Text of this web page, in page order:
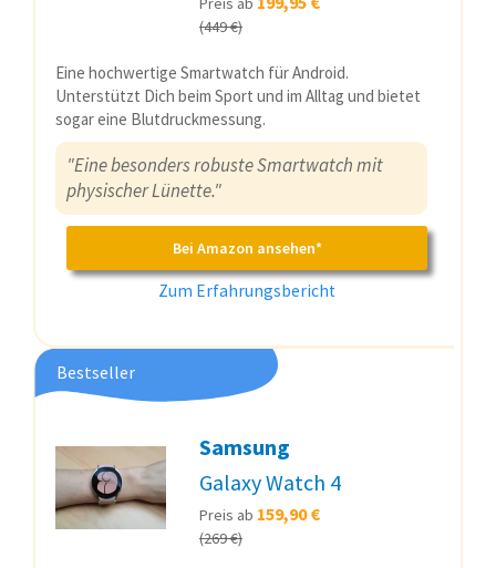
(449 €)
Eine hochwertige Smartwatch für Android.
Unterstützt Dich beim Sport und im Alltag und bietet
sogar eine Blutdruckmessung.
"Eine besonders robuste Smartwatch mit
physischer Lünette."
Bei Amazon ansehen*
Zum Erfahrungsbericht
Bestseller
Samsung
Galaxy Watch 4
Preis ab 159,90 €
(269 €)